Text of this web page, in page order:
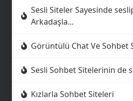
Sesli Siteler Sayesinde
Arkadaşla...
Görüntülü Chat Ve Sohbet
Sesli Sohbet Sitelerinin de
Kızlarla Sohbet Siteleri